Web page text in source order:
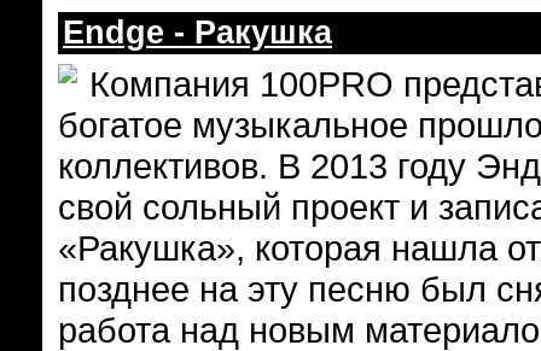
Endge - Ракушка
Компания 100PRO
богатое музыкальное
коллективов. В 2013 году
свой сольный проект и
«Ракушка», которая нашла
позднее на эту песню был
работа над новым